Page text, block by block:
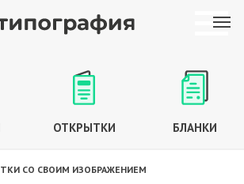
БЛАНКИ
ОТКРЫТКИ
СО СВОИМ ИЗОБРАЖЕНИЕМ